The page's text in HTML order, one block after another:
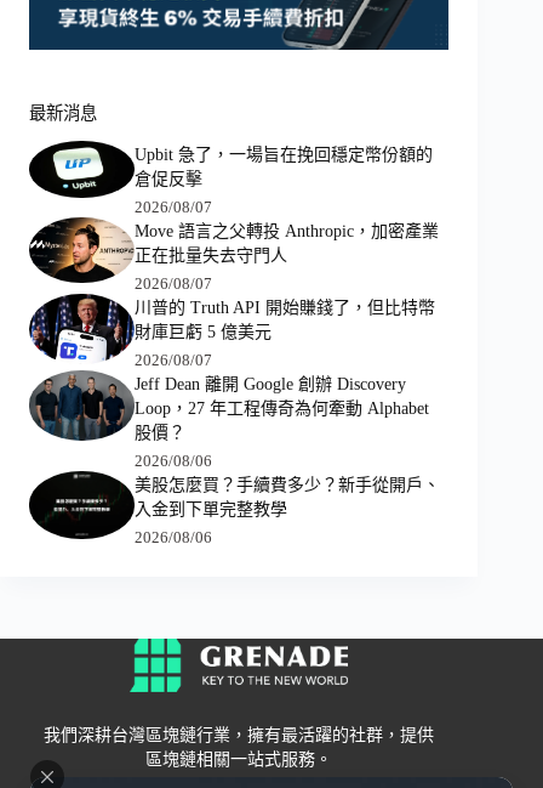
最新消息
Upbit 急了，一場旨在挽回穩定幣份額的
倉促反擊
2026/08/07
Move 語言之父轉投 Anthropic，加密產業
正在批量失去守門人
2026/08/07
川普的 Truth API 開始賺錢了，但比特幣
財庫巨虧 5 億美元
2026/08/07
Jeff Dean 離開 Google 創辦 Discovery
Loop，27 年工程傳奇為何牽動 Alphabet
股價？
2026/08/06
美股怎麼買？手續費多少？新手從開戶、
入金到下單完整教學
2026/08/06
我們深耕台灣區塊鏈行業，擁有最活躍的社群，提供
區塊鏈相關一站式服務。